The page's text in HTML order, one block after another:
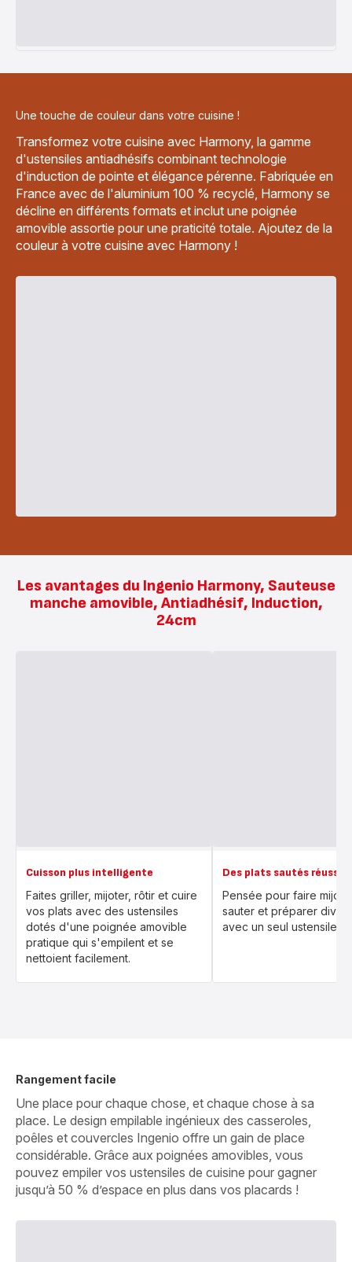
Une touche de couleur dans votre cuisine !
Transformez votre cuisine avec Harmony, la gamme
d'ustensiles antiadhésifs combinant technologie
d'induction de pointe et élégance pérenne. Fabriquée en
France avec de l'aluminium 100 % recyclé, Harmony se
décline en différents formats et inclut une poignée
amovible assortie pour une praticité totale. Ajoutez de la
couleur à votre cuisine avec Harmony !
Les avantages du Ingenio Harmony, Sauteuse
manche amovible, Antiadhésif, Induction,
24cm
Cuisson plus intelligente
Faites griller, mijoter, rôtir et cuire
vos plats avec des ustensiles
dotés d'une poignée amovible
pratique qui s'empilent et se
nettoient facilement.
Des plats sautés réussis
Pensée pour faire
sauter et préparer
avec un seul ustensile.
Rangement facile
Une place pour chaque chose, et chaque chose à sa
place. Le design empilable ingénieux des casseroles,
poêles et couvercles Ingenio offre un gain de place
considérable. Grâce aux poignées amovibles, vous
pouvez empiler vos ustensiles de cuisine pour gagner
jusqu’à 50 % d’espace en plus dans vos placards !